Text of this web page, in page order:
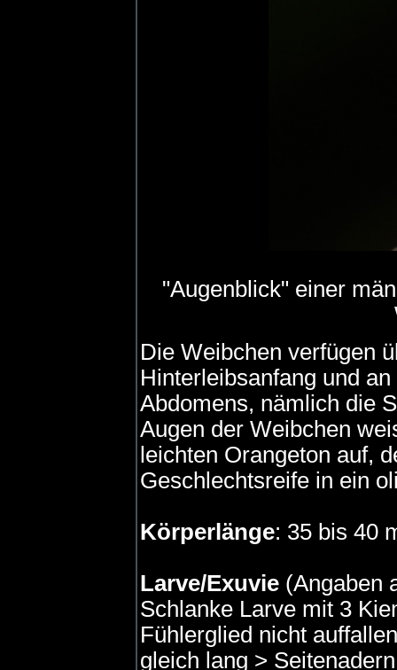
"Augenblick" einer
Die Weibchen verfügen
Hinterleibsanfang und
Abdomens, nämlich die
Augen der Weibchen
leichten Orangeton auf,
Geschlechtsreife in ein
Körperlänge: 35 bis 40
Larve/Exuvie (Angaben
Schlanke Larve mit 3
Fühlerglied nicht
gleich lang >